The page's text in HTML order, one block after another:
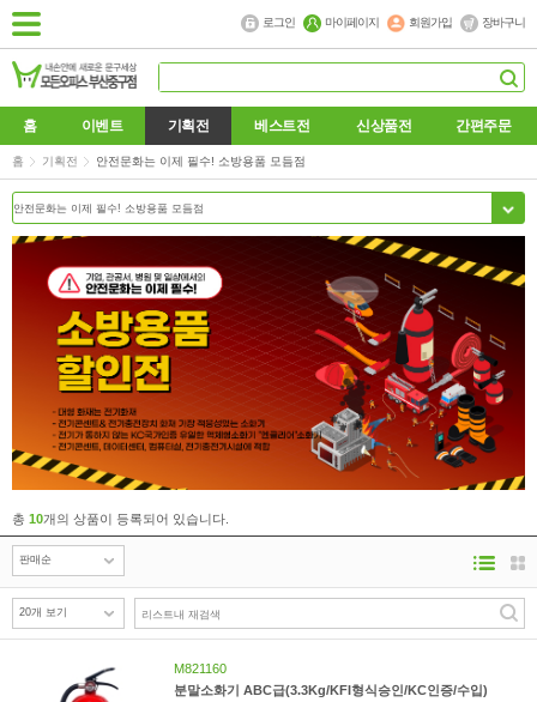
로그인 마이페이지 회원가입 장바구니
홈 이벤트 기획전 베스트전 신상품전 간편주문
홈 기획전 안전문화는 이제 필수! 소방용품 모듬점
총 10개의 상품이 등록되어 있습니다.
M821160
분말소화기 ABC급(3.3Kg/KFI형식승인/KC인증/수입)